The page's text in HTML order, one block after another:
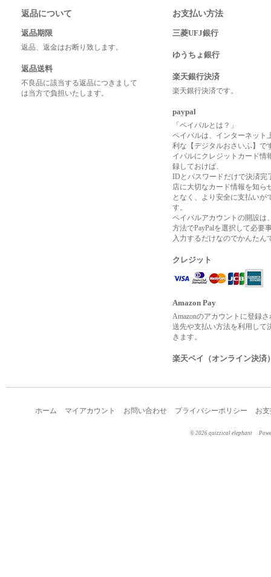
返品について
返品期限
返品、返金はお断り致します。
返品送料
不良品に該当する返品につきまして
は当方で負担いたします。
お支払い方法
三菱UFJ銀行
ゆうちょ銀行
楽天銀行決済
楽天銀行決済です。
paypal
「ペイパルとは？」
ペイパルは、インターネット
利な【デジタルおさいふ】で
イパルにクレジットカード情
録しておけば、
IDとパスワードだけで決済完
店に大切なカード情報を知ら
となく、より安全に支払いが
す。
ペイパルアカウントの開設は
方法でPayPalを選択して必要
入力するだけなのでかんたん
クレジット
Amazon Pay
Amazonのアカウントに登録
送先や支払い方法を利用して
きます。
楽天ペイ（オンライン決済
ホーム マイアカウント お問い合わせ プライバシーポリシー お
©︎ 2026 quizzical elephant